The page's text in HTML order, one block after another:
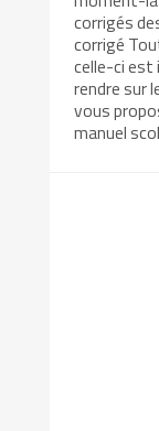
corrigés
corrigé
celle-ci est
rendre sur
vous
manuel